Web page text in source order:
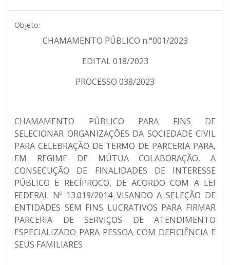
Objeto:
CHAMAMENTO PÚBLICO n.°001/2023
EDITAL 018/2023
PROCESSO 038/2023
CHAMAMENTO PÚBLICO PARA FINS DE
SELECIONAR ORGANIZAÇÕES DA SOCIEDADE CIVIL
PARA CELEBRAÇÃO DE TERMO DE PARCERIA PARA,
EM REGIME DE MÚTUA COLABORAÇÃO, A
CONSECUÇÃO DE FINALIDADES DE INTERESSE
PÚBLICO E RECÍPROCO, DE ACORDO COM A LEI
FEDERAL Nº 13.019/2014 VISANDO A SELEÇÃO DE
ENTIDADES SEM FINS LUCRATIVOS PARA FIRMAR
PARCERIA DE SERVIÇOS DE ATENDIMENTO
ESPECIALIZADO PARA PESSOA COM DEFICIÊNCIA E
SEUS FAMILIARES